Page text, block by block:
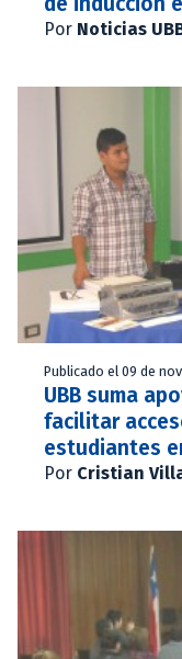
Por Noticias
Publicado el 09 de
UBB suma
facilitar
estudiantes
Por Cristian